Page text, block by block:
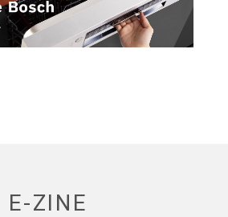
E-ZINE